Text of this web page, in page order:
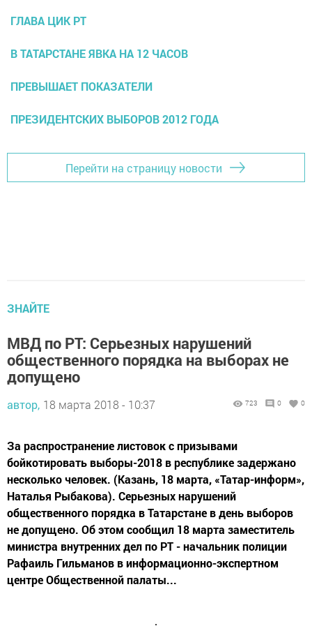
ГЛАВА ЦИК РТ
В ТАТАРСТАНЕ ЯВКА НА 12 ЧАСОВ
ПРЕВЫШАЕТ ПОКАЗАТЕЛИ
ПРЕЗИДЕНТСКИХ ВЫБОРОВ 2012 ГОДА
Перейти на страницу новости
ЗНАЙТЕ
МВД по РТ: Серьезных нарушений
общественного порядка на выборах не
допущено
автор, 18 марта 2018 - 10:37 723 0 0
За распространение листовок с призывами
бойкотировать выборы-2018 в республике задержано
несколько человек. (Казань, 18 марта, «Татар-информ»,
Наталья Рыбакова). Серьезных нарушений
общественного порядка в Татарстане в день выборов
не допущено. Об этом сообщил 18 марта заместитель
министра внутренних дел по РТ - начальник полиции
Рафаиль Гильманов в информационно-экспертном
центре Общественной палаты...